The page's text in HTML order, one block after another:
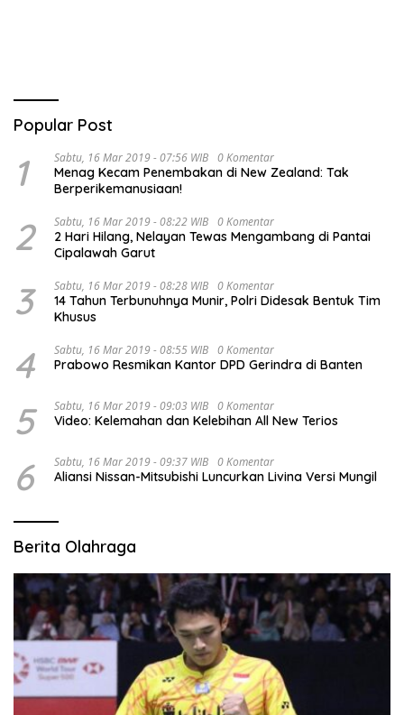
Popular Post
1 Sabtu, 16 Mar 2019 - 07:56 WIB 0 Komentar
Menag Kecam Penembakan di New Zealand: Tak
Berperikemanusiaan!
2 Sabtu, 16 Mar 2019 - 08:22 WIB 0 Komentar
2 Hari Hilang, Nelayan Tewas Mengambang di Pantai
Cipalawah Garut
3 Sabtu, 16 Mar 2019 - 08:28 WIB 0 Komentar
14 Tahun Terbunuhnya Munir, Polri Didesak Bentuk Tim
Khusus
4 Sabtu, 16 Mar 2019 - 08:55 WIB 0 Komentar
Prabowo Resmikan Kantor DPD Gerindra di Banten
5 Sabtu, 16 Mar 2019 - 09:03 WIB 0 Komentar
Video: Kelemahan dan Kelebihan All New Terios
6 Sabtu, 16 Mar 2019 - 09:37 WIB 0 Komentar
Aliansi Nissan-Mitsubishi Luncurkan Livina Versi Mungil
Berita Olahraga